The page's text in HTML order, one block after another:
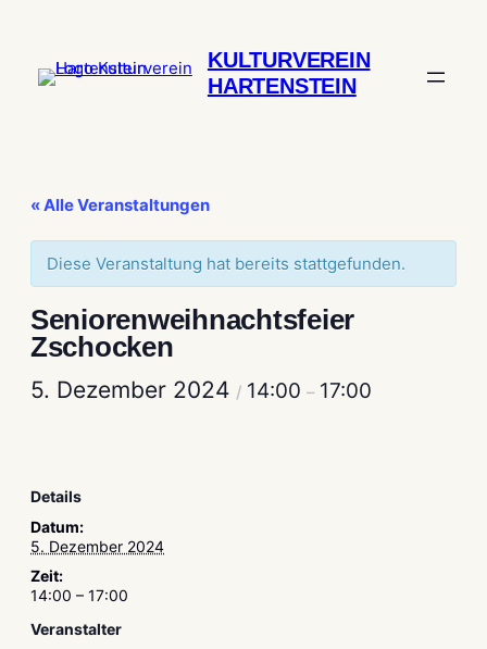
KULTURVEREIN
HARTENSTEIN
« Alle Veranstaltungen
Diese Veranstaltung hat bereits stattgefunden.
Seniorenweihnachtsfeier
Zschocken
5. Dezember 2024 / 14:00 – 17:00
Details
Datum:
5. Dezember 2024
Zeit:
14:00 – 17:00
Veranstalter